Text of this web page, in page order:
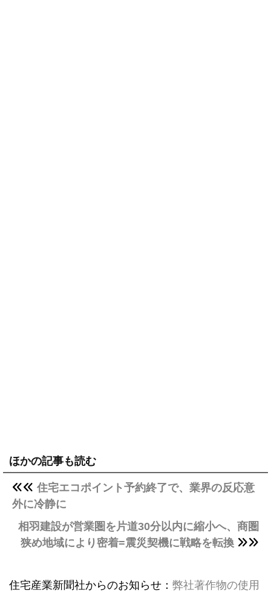
ほかの記事も読む
住宅エコポイント予約終了で、業界の反応意
外に冷静に
相羽建設が営業圏を片道30分以内に縮小へ、商圏
狭め地域により密着=震災契機に戦略を転換
住宅産業新聞社からのお知らせ： 弊社著作物の使用